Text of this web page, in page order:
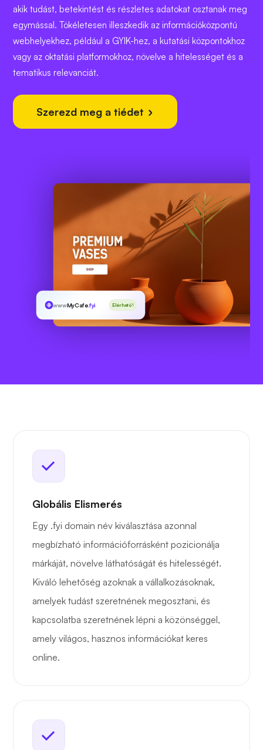
akik tudást, betekintést és részletes adatokat osztanak meg
egymással. Tökéletesen illeszkedik az információközpontú
webhelyekhez, például a GYIK-hez, a kutatási központokhoz
vagy az oktatási platformokhoz, növelve a hitelességet és a
tematikus relevanciát.
Szerezd meg a tiédet
wwwMyCafe.fyi Elérhető!
Globális Elismerés
Egy .fyi domain név kiválasztása azonnal
megbízható információforrásként pozicionálja
márkáját, növelve láthatóságát és hitelességét.
Kiváló lehetőség azoknak a vállalkozásoknak,
amelyek tudást szeretnének megosztani, és
kapcsolatba szeretnének lépni a közönséggel,
amely világos, hasznos információkat keres
online.